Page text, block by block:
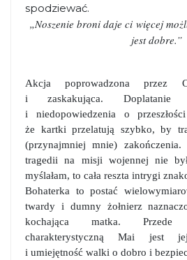
spodziewać.
„Noszenie broni daje ci więcej
jest dobre.”
Akcja poprowadzona przez
i zaskakująca. Doplatanie
i niedopowiedzenia o
że kartki przelatują szybko, by
(przynajmniej mnie)
tragedii na misji wojennej nie
myślałam, to cała reszta intrygi
Bohaterka to postać
twardy i dumny żołnierz
kochająca matka. Przede
charakterystyczną Mai jest
i umiejętność walki o dobro i